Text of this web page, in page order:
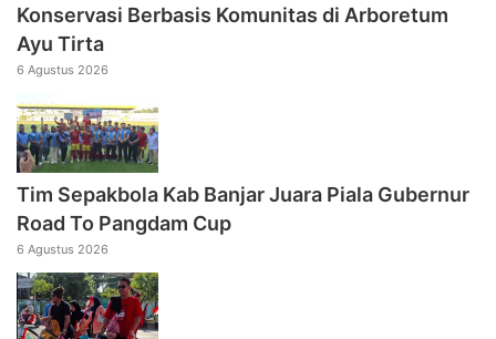
Konservasi Berbasis Komunitas di Arboretum
Ayu Tirta
6 Agustus 2026
Tim Sepakbola Kab Banjar Juara Piala Gubernur
Road To Pangdam Cup
6 Agustus 2026